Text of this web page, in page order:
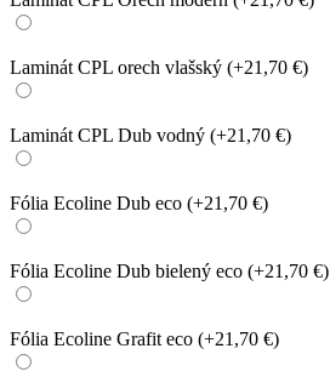
Laminát CPL orech vlašský (+21,70 €)
Laminát CPL Dub vodný (+21,70 €)
Fólia Ecoline Dub eco (+21,70 €)
Fólia Ecoline Dub bielený eco (+21,70 €)
Fólia Ecoline Grafit eco (+21,70 €)